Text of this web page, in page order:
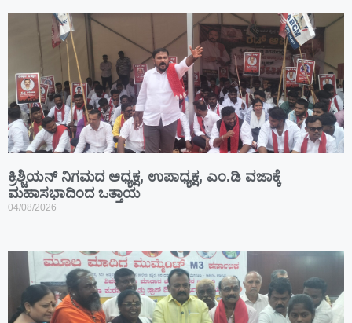
ಕ್ರಿಶ್ಚಿಯನ್ ನಿಗಮದ ಅಧ್ಯಕ್ಷ, ಉಪಾಧ್ಯಕ್ಷ, ಎಂ.ಡಿ ವಜಾಕ್ಕೆ
ಮಹಾಸಭಾದಿಂದ ಒತ್ತಾಯ
04/08/2026